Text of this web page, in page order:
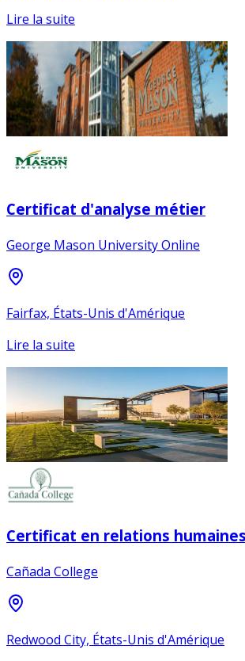
Lire la suite
Certificat d'analyse métier
George Mason University Online
Fairfax, États-Unis d'Amérique
Lire la suite
Certificat en relations
Cañada College
Redwood City, États-Unis d'Amérique